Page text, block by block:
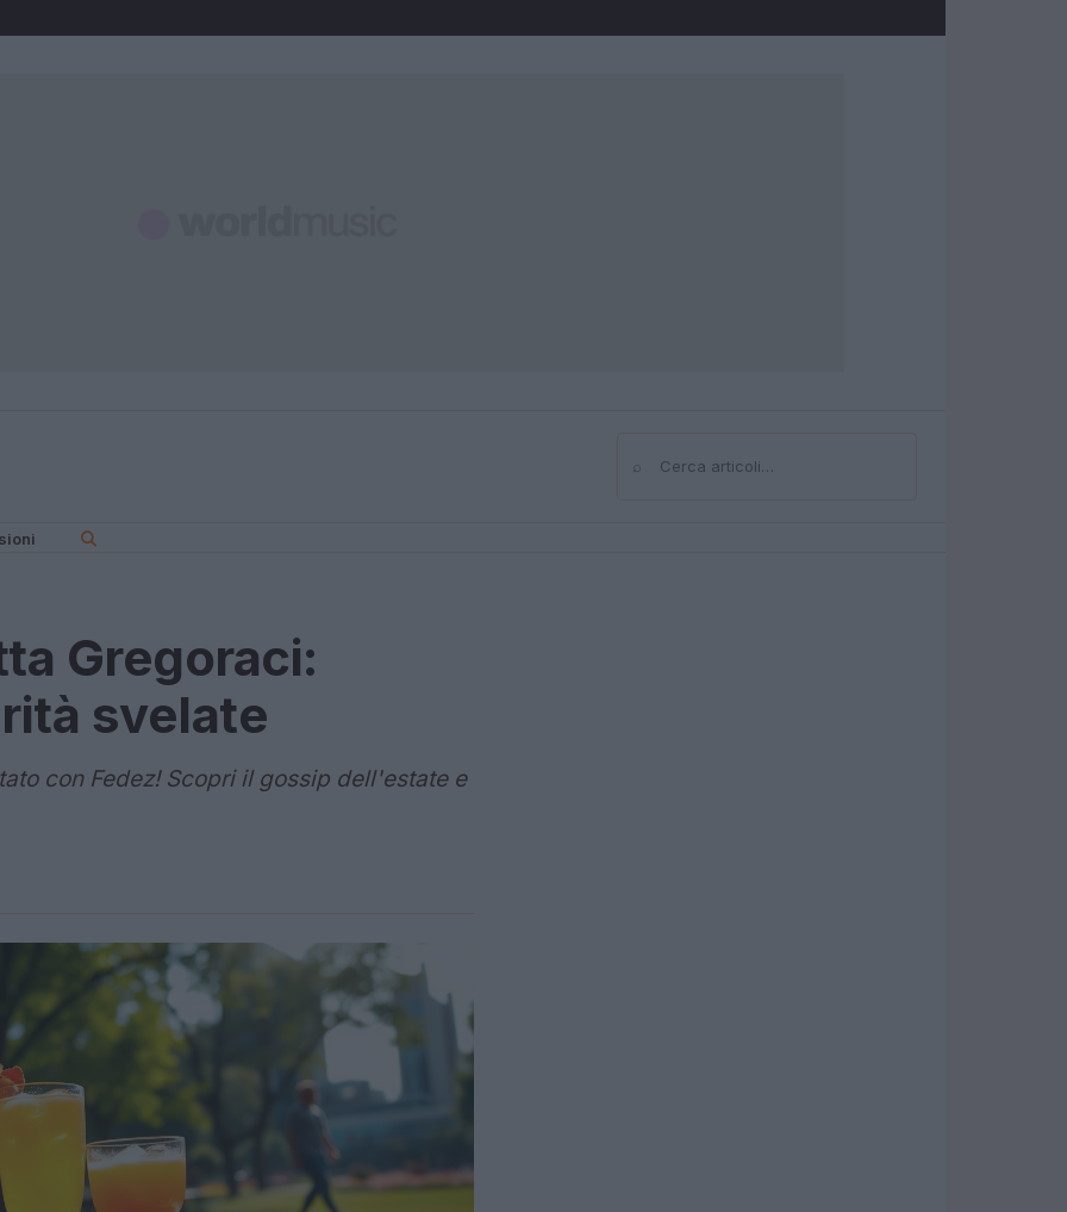
⌕Cerca
Gregoraci:
svelate
con Fedez! Scopri il gossip dell'estate e